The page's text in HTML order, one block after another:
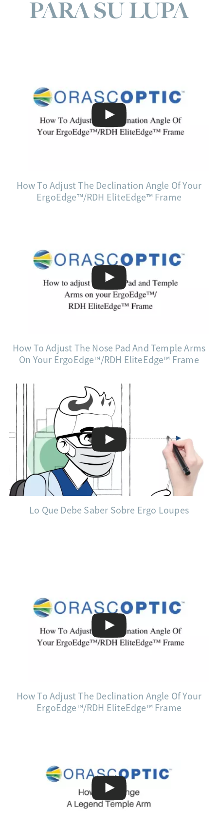
PARA SU LUPA
How To Adjust The Declination Angle Of Your
ErgoEdge™/RDH EliteEdge™ Frame
How To Adjust The Nose Pad And Temple Arms
On Your ErgoEdge™/RDH EliteEdge™ Frame
Lo Que Debe Saber Sobre Ergo Loupes
How To Adjust The Declination Angle Of Your
ErgoEdge™/RDH EliteEdge™ Frame